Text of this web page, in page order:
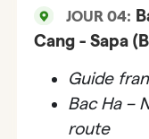
JOUR 04:
Cang - Sapa
Guide
Bac Ha –
route